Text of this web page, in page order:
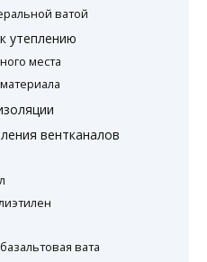
ватой
утеплению
места
вентканалов
вата